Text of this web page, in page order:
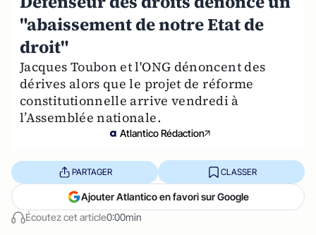
"abaissement de notre Etat de
droit"
Jacques Toubon et l'ONG dénoncent des
dérives alors que le projet de réforme
constitutionnelle arrive vendredi à
l’Assemblée nationale.
Atlantico Rédaction
Écoutez cet article0:00min
PARTAGER CLASSER
Ajouter Atlantico en favori sur Google